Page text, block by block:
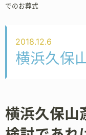
でのお葬式
2018.12.6
横浜久保
横浜久保山